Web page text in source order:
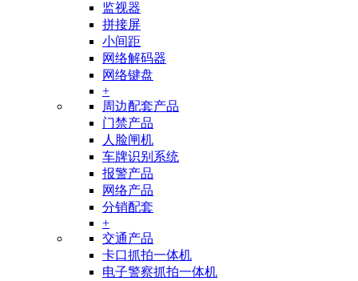
监视器
拼接屏
小间距
网络解码器
网络键盘
+
周边配套产品
门禁产品
人脸闸机
车牌识别系统
报警产品
网络产品
分销配套
+
交通产品
卡口抓拍一体机
电子警察抓拍一体机